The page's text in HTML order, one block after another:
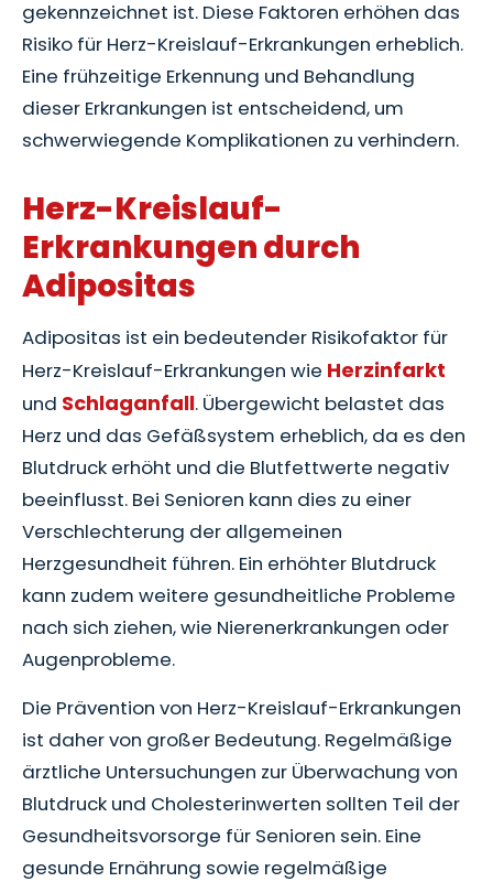
gekennzeichnet ist. Diese Faktoren erhöhen das
Risiko für Herz-Kreislauf-Erkrankungen erheblich.
Eine frühzeitige Erkennung und Behandlung
dieser Erkrankungen ist entscheidend, um
schwerwiegende Komplikationen zu verhindern.
Herz-Kreislauf-
Erkrankungen durch
Adipositas
Adipositas ist ein bedeutender Risikofaktor für
Herz-Kreislauf-Erkrankungen wie Herzinfarkt
und Schlaganfall. Übergewicht belastet das
Herz und das Gefäßsystem erheblich, da es den
Blutdruck erhöht und die Blutfettwerte negativ
beeinflusst. Bei Senioren kann dies zu einer
Verschlechterung der allgemeinen
Herzgesundheit führen. Ein erhöhter Blutdruck
kann zudem weitere gesundheitliche Probleme
nach sich ziehen, wie Nierenerkrankungen oder
Augenprobleme.
Die Prävention von Herz-Kreislauf-Erkrankungen
ist daher von großer Bedeutung. Regelmäßige
ärztliche Untersuchungen zur Überwachung von
Blutdruck und Cholesterinwerten sollten Teil der
Gesundheitsvorsorge für Senioren sein. Eine
gesunde Ernährung sowie regelmäßige